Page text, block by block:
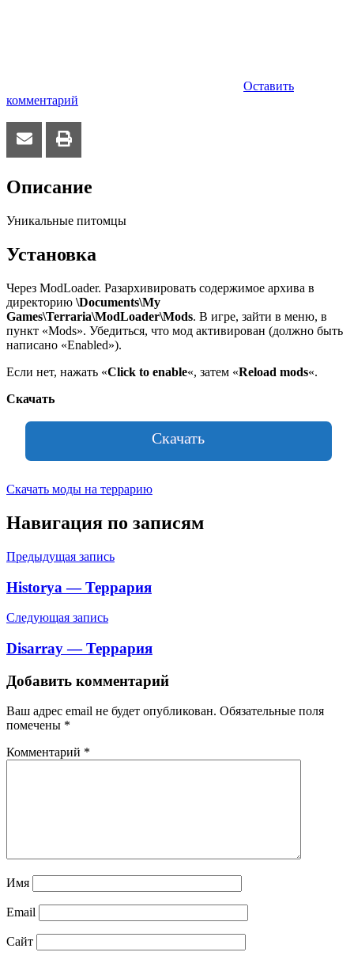
Оставить
комментарий
Описание
Уникальные питомцы
Установка
Через ModLoader. Разархивировать содержимое архива в
директорию \Documents\My
Games\Terraria\ModLoader\Mods. В игре, зайти в меню, в
пункт «Mods». Убедиться, что мод активирован (должно быть
написано «Enabled»).
Если нет, нажать «Click to enable«, затем «Reload mods«.
Скачать
Скачать
Скачать моды на террарию
Навигация по записям
Предыдущая запись
Historya — Террария
Следующая запись
Disarray — Террария
Добавить комментарий
Ваш адрес email не будет опубликован. Обязательные поля
помечены *
Комментарий *
Имя
Email
Сайт